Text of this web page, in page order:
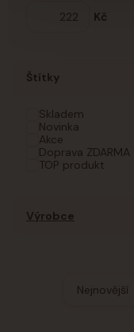
Kč
Štítky
Skladem
Novinka
Akce
Doprava ZDARMA
TOP produkt
Výrobce
Nejnovější